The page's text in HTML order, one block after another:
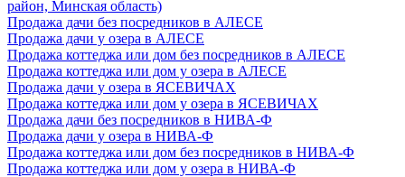
район, Минская область)
Продажа дачи без посредников в АЛЕСЕ
Продажа дачи у озера в АЛЕСЕ
Продажа коттеджа или дом без посредников в АЛЕСЕ
Продажа коттеджа или дом у озера в АЛЕСЕ
Продажа дачи у озера в ЯСЕВИЧАХ
Продажа коттеджа или дом у озера в ЯСЕВИЧАХ
Продажа дачи без посредников в НИВА-Ф
Продажа дачи у озера в НИВА-Ф
Продажа коттеджа или дом без посредников в НИВА-Ф
Продажа коттеджа или дом у озера в НИВА-Ф